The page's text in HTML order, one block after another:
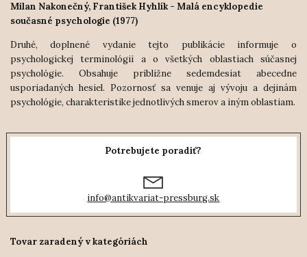
Milan Nakonečný, František Hyhlík - Malá encyklopedie
současné psychologie (1977)
Druhé, doplnené vydanie tejto publikácie informuje o
psychologickej terminológii a o všetkých oblastiach súčasnej
psychológie. Obsahuje približne sedemdesiat abecedne
usporiadaných hesiel. Pozornosť sa venuje aj vývoju a dejinám
psychológie, charakteristike jednotlivých smerov a iným oblastiam.
Potrebujete poradiť?
info@antikvariat-pressburg.sk
Tovar zaradený v kategóriách